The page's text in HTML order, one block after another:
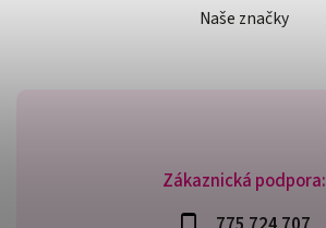
Zákaznická podpora:
Naše značky